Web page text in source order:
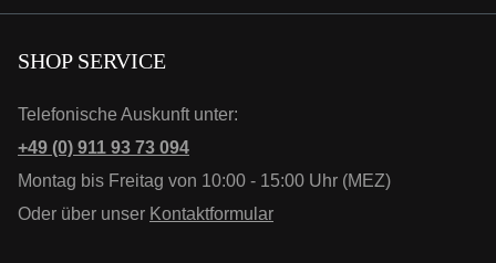
SHOP SERVICE
Telefonische Auskunft unter:
+49 (0) 911 93 73 094
Montag bis Freitag von 10:00 - 15:00 Uhr (MEZ)
Oder über unser Kontaktformular